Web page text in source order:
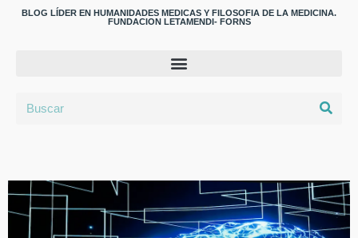
BLOG LÍDER EN HUMANIDADES MEDICAS Y FILOSOFIA DE LA MEDICINA.
FUNDACION LETAMENDI- FORNS